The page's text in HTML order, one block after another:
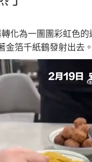
化為一團團彩虹色的
金箔千紙鶴發射出去。